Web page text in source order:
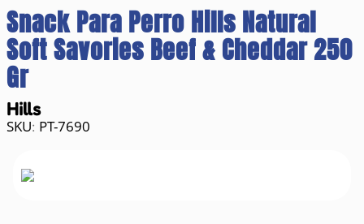
Snack Para Perro Hills Natural
Soft Savories Beef & Cheddar 250
Gr
Hills
: PT-7690